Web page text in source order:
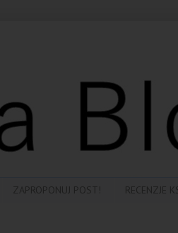
ZAPROPONUJ POST! RECENZJE